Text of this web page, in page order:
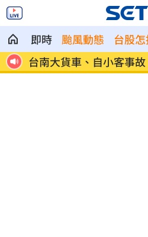
即時 颱風動態 台股
崔立于高雄開唱 台下讓
啦